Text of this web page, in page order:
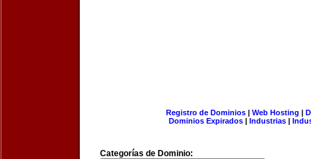
Registro de Dominios| Web Hosting |
Dominios Expirados | Industrias |
Categorías de Dominio: